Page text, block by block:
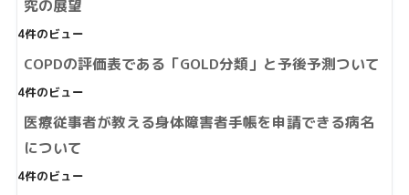
究の展望
4件のビュー
COPDの評価表である「GOLD分類」と予後予測ついて
4件のビュー
医療従事者が教える身体障害者手帳を申請できる病名
について
4件のビュー